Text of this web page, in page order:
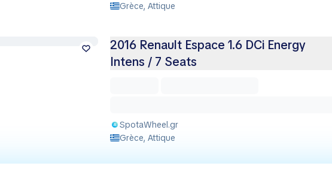
Grèce, Attique
2016 Renault Espace 1.6 DCi Energy
Intens / 7 Seats
SpotaWheel.gr
Grèce, Attique